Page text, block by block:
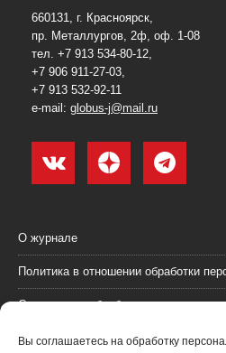
Вы соглашаетесь на обработку
660131, г. Красноярск,
пр. Металлургов, 2ф, оф. 1-08
тел. +7 913 534-80-12,
+7 906 911-27-03,
+7 913 532-92-11
e-mail: globus-j@mail.ru
О журнале
Политика в отношении обработки
Согласие на обработку
Пользовательское соглашение